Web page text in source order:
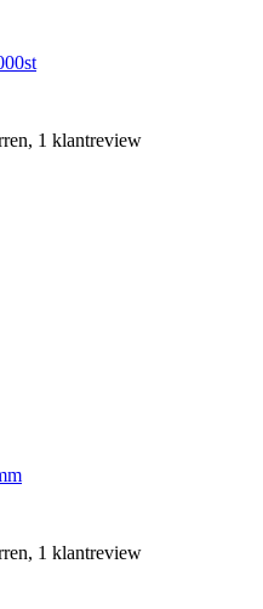
1 klantreview
1 klantreview